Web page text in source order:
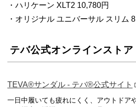
・ハリケーン XLT2 10,780円
・オリジナル ユニバーサル スリム
テバ公式オンラインストア
TEVA®サンダル - テバ®公式サイト
一日中履いても疲れにくく、アウトドア